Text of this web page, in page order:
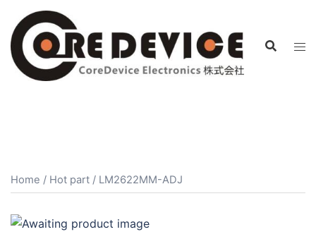
Home / Hot part / LM2622MM-ADJ